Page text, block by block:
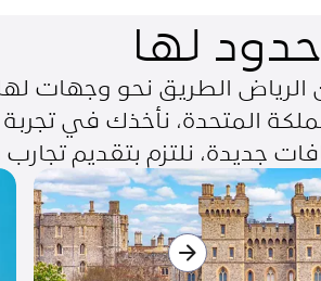
لها
الطريق نحو وجهات
المتحدة، نأخذك في
جديدة، نلتزم بتقديم